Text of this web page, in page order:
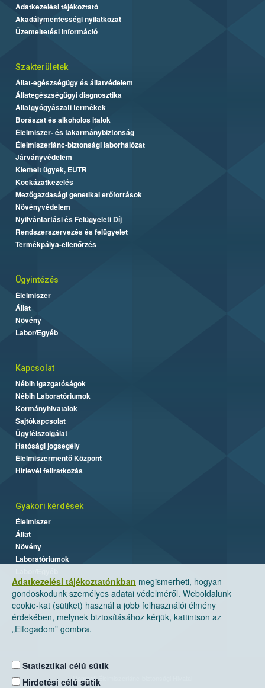
Adatkezelési tájékoztatónkban megismerheti, hogyan
gondoskodunk személyes adatai védelméről. Weboldalunk
cookie-kat (sütiket) használ a jobb felhasználói élmény
érdekében, melynek biztosításához kérjük, kattintson az
„Elfogadom” gombra.
Statisztikai célú sütik
Hirdetési célú sütik
Adatkezelési tájékoztató
Akadálymentességi nyilatkozat
Üzemeltetési információ
Szakterületek
Állat-egészségügy és állatvédelem
Állategészségügyi diagnosztika
Állatgyógyászati termékek
Borászat és alkoholos italok
Élelmiszer- és takarmánybiztonság
Élelmiszerlánc-biztonsági laborhálózat
Járványvédelem
Kiemelt ügyek, EUTR
Kockázatkezelés
Mezőgazdasági genetikai erőforrások
Növényvédelem
Nyilvántartási és Felügyeleti Díj
Rendszerszervezés és felügyelet
Termékpálya-ellenőrzés
Ügyintézés
Élelmiszer
Állat
Növény
Labor/Egyéb
Kapcsolat
Nébih Igazgatóságok
Nébih Laboratóriumok
Kormányhivatalok
Sajtókapcsolat
Ügyfélszolgálat
Hatósági jogsegély
Élelmiszermentő Központ
Hírlevél feliratkozás
Gyakori kérdések
Élelmiszer
Állat
Növény
Laboratóriumok
Nemzeti Élelmiszerlánc-biztonsági Hivatal